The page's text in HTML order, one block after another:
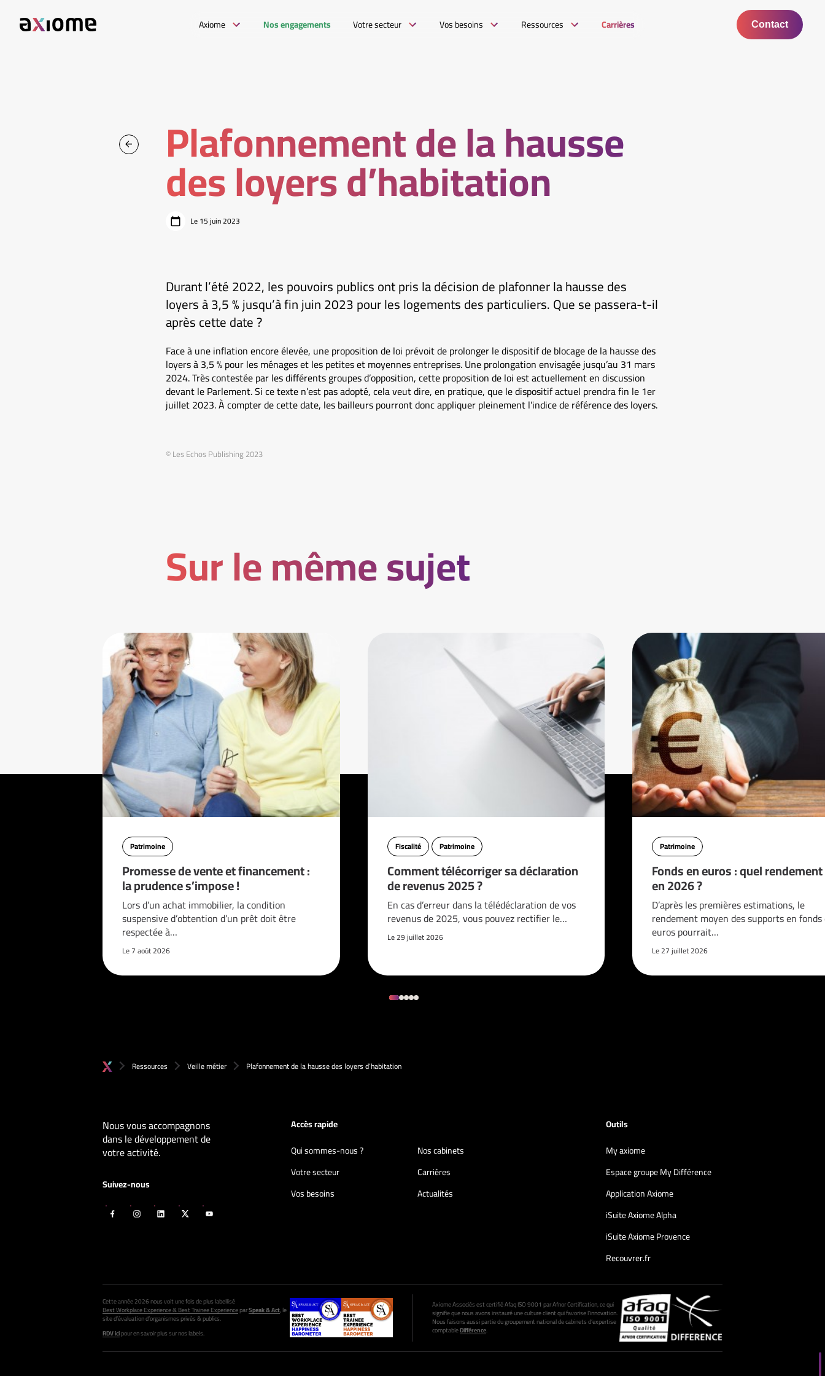
Axiome Nos engagements Votre secteur Vos besoins Ressources Carrières Contact
Plafonnement de la hausse
des loyers d’habitation
Le 15 juin 2023
Durant l’été 2022, les pouvoirs publics ont pris la décision de plafonner la hausse des
loyers à 3,5 % jusqu’à fin juin 2023 pour les logements des particuliers. Que se passera-t-il
après cette date ?
Face à une inflation encore élevée, une proposition de loi prévoit de prolonger le dispositif de blocage de la hausse des
loyers à 3,5 % pour les ménages et les petites et moyennes entreprises. Une prolongation envisagée jusqu’au 31 mars
2024. Très contestée par les différents groupes d’opposition, cette proposition de loi est actuellement en discussion
devant le Parlement. Si ce texte n’est pas adopté, cela veut dire, en pratique, que le dispositif actuel prendra fin le 1er
juillet 2023. À compter de cette date, les bailleurs pourront donc appliquer pleinement l’indice de référence des loyers.
© Les Echos Publishing 2023
Sur le même sujet
Patrimoine
Promesse de vente et financement :
la prudence s’impose !
Lors d’un achat immobilier, la condition
suspensive d’obtention d’un prêt doit être
respectée à…
Le 7 août 2026
Fiscalité Patrimoine
Comment télécorriger sa déclaration
de revenus 2025 ?
En cas d’erreur dans la télédéclaration de vos
revenus de 2025, vous pouvez rectifier le…
Le 29 juillet 2026
Patrimoine
Fonds en euros : quel rendement
en 2026 ?
D’après les premières estimations, le
rendement moyen des supports en
euros pourrait…
Le 27 juillet 2026
Ressources Veille métier Plafonnement de la hausse des loyers d’habitation
Nous vous accompagnons
dans le développement de
votre activité.
Suivez-nous
Accès rapide
Qui sommes-nous ?
Nos cabinets
Votre secteur
Carrières
Vos besoins
Actualités
Outils
My axiome
Espace groupe My Différence
Application Axiome
iSuite Axiome Alpha
iSuite Axiome Provence
Recouvrer.fr
Cette année 2026 nous voit une fois de plus labellisé
Best Workplace Experience & Best Trainee ExperienceparSpeak & Act, le
site d’évaluation d’organismes privés & publics.
RDV icipour en savoir plus sur nos labels.
Axiome Associés est certifié Afaq ISO 9001 par Afnor Certification, ce qui
signifie que nous avons instauré une culture client qui favorise l’innovation.
Nous faisons aussi partie du groupement national de cabinets d’expertise
comptableDifférence.